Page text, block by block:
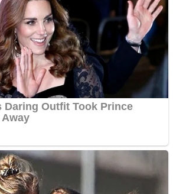
aplicatie
pentru siteul
aplicatie
pentru siteul
ziare online